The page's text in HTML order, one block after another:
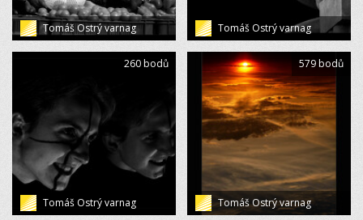
Tomáš Ostrý varnag Tomáš Ostrý varnag
Tomáš Ostrý varnag
260 bodů
Tomáš Ostrý varnag
579 bodů